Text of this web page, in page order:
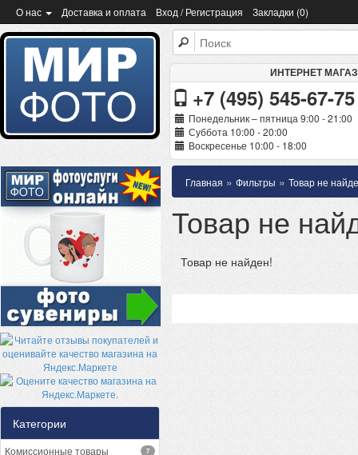
О нас Доставка и оплата Вход / Регистрация Закладки (0)
ИНТЕРНЕТ
+7 (495) 545-67-75
Понедельник – пятница 9:00 - 21:00
Суббота 10:00 - 20:00
Воскресенье 10:00 - 18:00
Категории
Комиссионные товары 7
Главная » Фильтры » Товар не
Товар не
Товар не найден!